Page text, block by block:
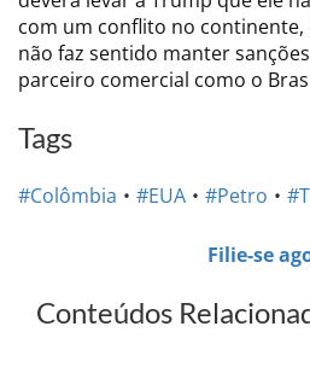
com um conflito no
não faz sentido manter
parceiro comercial como o
Tags
#Colômbia #EUA #Petro
Filie-se
Conteúdos